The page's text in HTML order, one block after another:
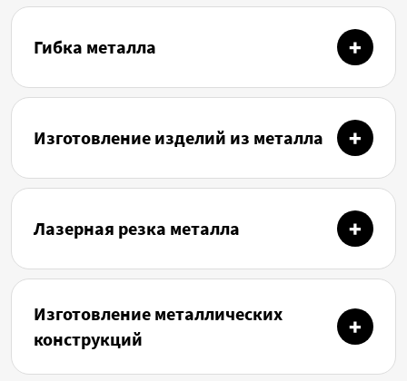
Гибка металла
Изготовление изделий из металла
Лазерная резка металла
Изготовление металлических
конструкций